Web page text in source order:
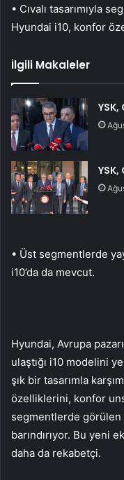
• Cıvalı tasarımıyla
Hyundai i10, konfor
İlgili Makaleler
• Üst segmentlerde
i10’da da mevcut.
Hyundai, Avrupa
ulaştığı i10 modelini
şık bir tasarımla
özelliklerini, konfor
segmentlerde
barındırıyor. Bu yeni
daha da rekabetçi.